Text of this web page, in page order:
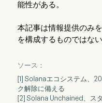
能性がある。
本記事は情報提供のみ
を構成するものではない
ソース：
[1] Solanaエコシステム、
ク解除に備える
[2] Solana Unchained、ス